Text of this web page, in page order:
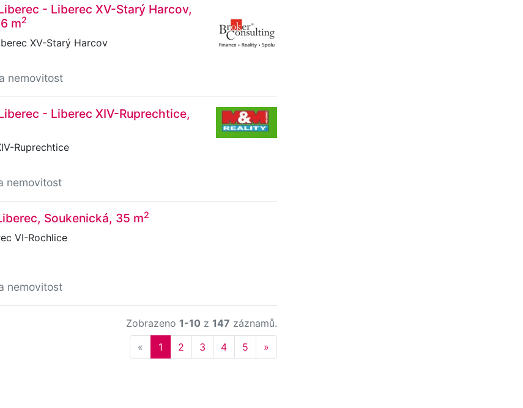
- Liberec XV-Starý Harcov,
m2
XV-Starý Harcov
nemovitost
- Liberec XIV-Ruprechtice,
Ruprechtice
nemovitost
Soukenická, 35 m2
VI-Rochlice
nemovitost
Zobrazeno 1-10 z 147 záznamů.
« Previous
1 2 3 4 5 »